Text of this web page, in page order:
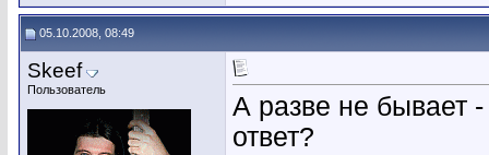
05.10.2008, 08:49
Skeef
Пользователь
А разве не бывает
ответ?